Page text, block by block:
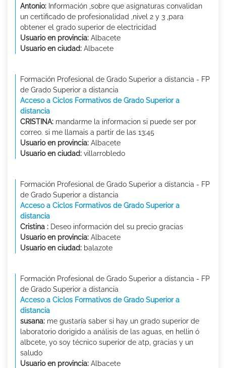
Antonio: Información ,sobre que asignaturas convalidan
un certificado de profesionalidad ,nivel 2 y 3 ,para
obtener el grado superior de electricidad
Usuario en provincia: Albacete
Usuario en ciudad: Albacete
Formación Profesional de Grado Superior a distancia - FP
de Grado Superior a distancia
Acceso a Ciclos Formativos de Grado Superior a
distancia
CRISTINA: mandarme la informacion si puede ser por
correo. si me llamais a partir de las 13;45
Usuario en provincia: Albacete
Usuario en ciudad: villarrobledo
Formación Profesional de Grado Superior a distancia - FP
de Grado Superior a distancia
Acceso a Ciclos Formativos de Grado Superior a
distancia
Cristina : Deseo información del su precio gracias
Usuario en provincia: Albacete
Usuario en ciudad: balazote
Formación Profesional de Grado Superior a distancia - FP
de Grado Superior a distancia
Acceso a Ciclos Formativos de Grado Superior a
distancia
susana: me gustaría saber si hay un grado superior de
laboratorio dorigido a análisis de las aguas, en hellin ó
albcete, yo soy técnico superior de atp, gracias y un
saludo
Usuario en provincia: Albacete